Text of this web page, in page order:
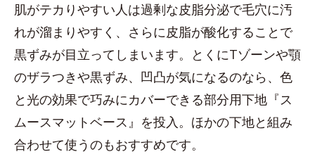
肌がテカりやすい人は過剰な皮脂分泌で毛穴に汚
れが溜まりやすく、さらに皮脂が酸化することで
黒ずみが目立ってしまいます。とくにTゾーンや顎
のザラつきや黒ずみ、凹凸が気になるのなら、色
と光の効果で巧みにカバーできる部分用下地『ス
ムースマットベース』を投入。ほかの下地と組み
合わせて使うのもおすすめです。